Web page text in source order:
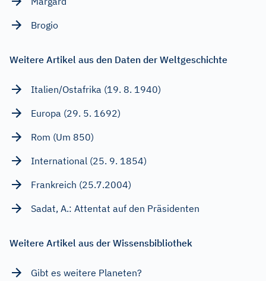
Brogio
Weitere Artikel aus den Daten der Weltgeschichte
Italien/Ostafrika (19. 8. 1940)
Europa (29. 5. 1692)
Rom (Um 850)
International (25. 9. 1854)
Frankreich (25.7.2004)
Sadat, A.: Attentat auf den Präsidenten
Weitere Artikel aus der Wissensbibliothek
Gibt es weitere Planeten?